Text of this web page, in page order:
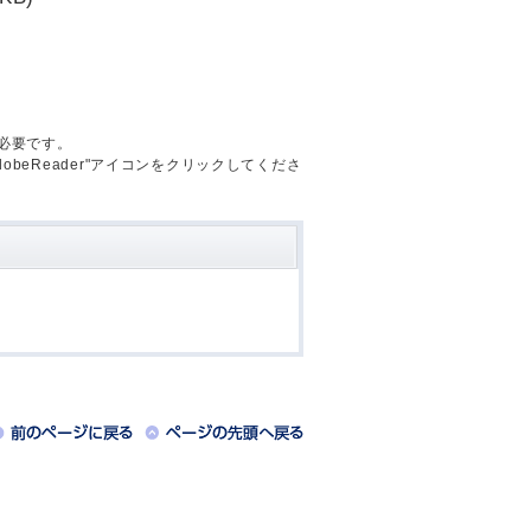
要です。
アイコンをクリックしてくださ